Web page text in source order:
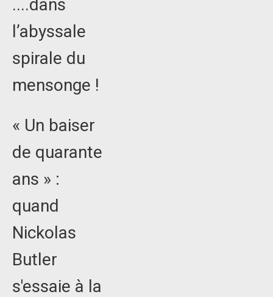
....dans
l’abyssale
spirale du
mensonge !
« Un baiser
de quarante
ans » :
quand
Nickolas
Butler
s'essaie à la